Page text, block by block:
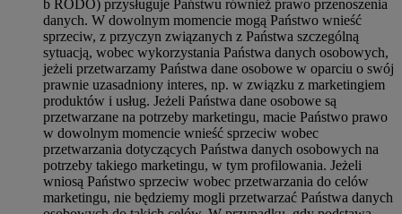
b RODO) przysługuje Państwu również prawo przenoszenia
danych. W dowolnym momencie mogą Państwo wnieść
sprzeciw, z przyczyn związanych z Państwa szczególną
sytuacją, wobec wykorzystania Państwa danych osobowych,
jeżeli przetwarzamy Państwa dane osobowe w oparciu o swój
prawnie uzasadniony interes, np. w związku z marketingiem
produktów i usług. Jeżeli Państwa dane osobowe są
przetwarzane na potrzeby marketingu, macie Państwo prawo
w dowolnym momencie wnieść sprzeciw wobec
przetwarzania dotyczących Państwa danych osobowych na
potrzeby takiego marketingu, w tym profilowania. Jeżeli
wniosą Państwo sprzeciw wobec przetwarzania do celów
marketingu, nie będziemy mogli przetwarzać Państwa danych